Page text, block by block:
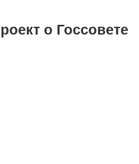
о Госсовете